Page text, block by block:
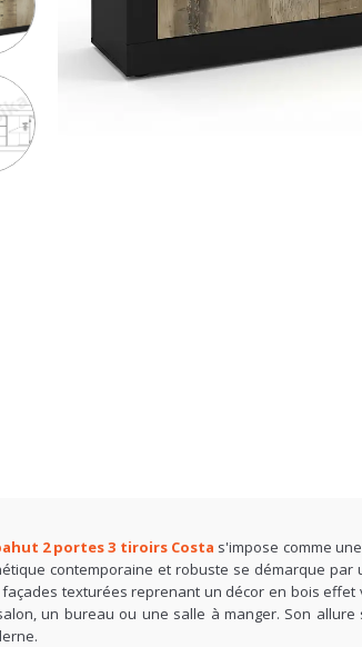
2 portes 3 tiroirs Costa s'impose comme
contemporaine et robuste se démarque
texturées reprenant un décor en bois
un bureau ou une salle à manger. Son